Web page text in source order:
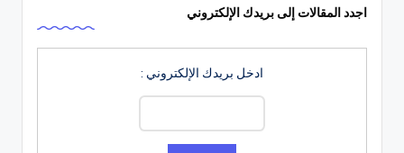
اجدد المقالات إلى بريدك الإلكتروني
ادخل بريدك الإلكتروني :